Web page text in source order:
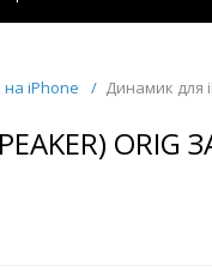
iPhone / Динамик для
ORIG